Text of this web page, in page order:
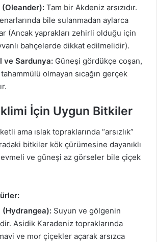
Tam bir Akdeniz arsızıdır.
bile sulanmadan aylarca
(Ancak yaprakları zehirli olduğu için
bahçelerde dikkat edilmelidir).
ve Sardunya: Güneşi gördükçe coşan,
olmayan sıcağın gerçek
İçin Uygun Bitkiler
ama ıslak topraklarında “arsızlık”
bitkiler kök çürümesine dayanıklı
ve güneşi az görseler bile çiçek
(Hydrangea): Suyun ve gölgenin
Asidik Karadeniz topraklarında
ve mor çiçekler açarak arsızca